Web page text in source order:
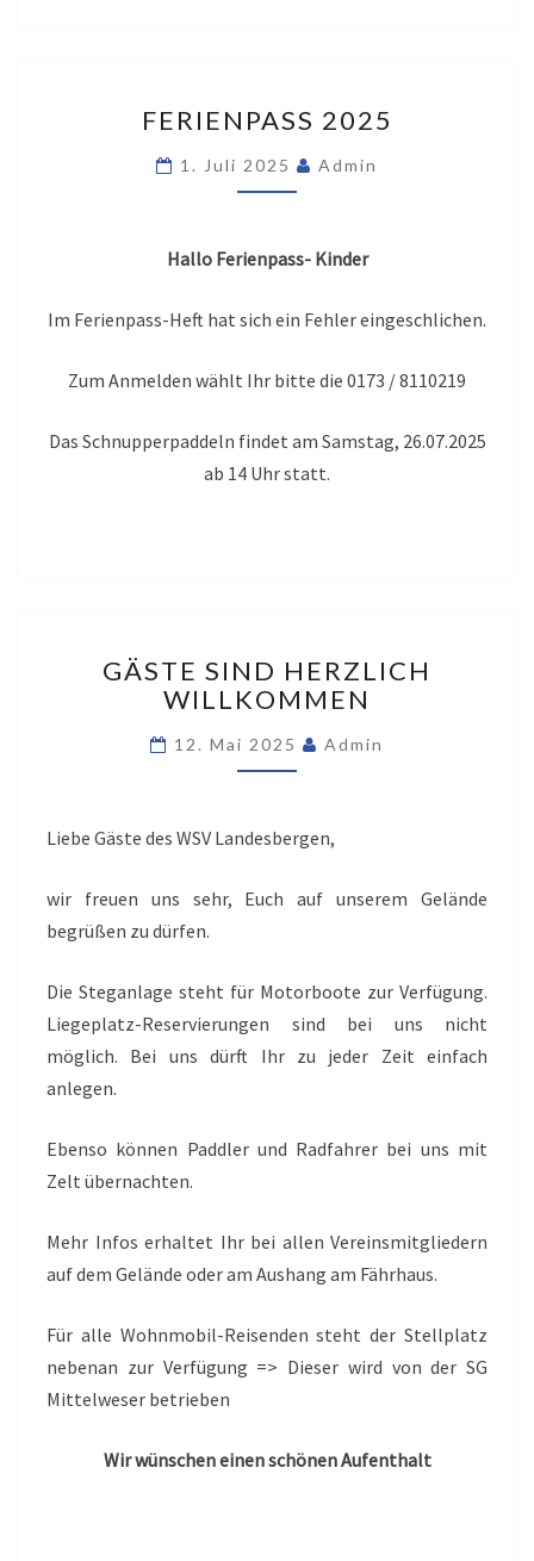
2025
FERIENPASS 2025
1. Juli 2025 Admin
Hallo Ferienpass- Kinder
Im Ferienpass-Heft hat sich ein Fehler eingeschlichen.
Zum Anmelden wählt Ihr bitte die 0173 / 8110219
Das Schnupperpaddeln findet am Samstag, 26.07.2025
ab 14 Uhr statt.
SIND
HERZLICH
GÄSTE SIND HERZLICH
WILLKOMMEN
12. Mai 2025 Admin
Liebe Gäste des WSV Landesbergen,
wir freuen uns sehr, Euch auf unserem Gelände
begrüßen zu dürfen.
Die Steganlage steht für Motorboote zur Verfügung.
Liegeplatz-Reservierungen sind bei uns nicht
möglich. Bei uns dürft Ihr zu jeder Zeit einfach
anlegen.
Ebenso können Paddler und Radfahrer bei uns mit
Zelt übernachten.
Mehr Infos erhaltet Ihr bei allen Vereinsmitgliedern
auf dem Gelände oder am Aushang am Fährhaus.
Für alle Wohnmobil-Reisenden steht der Stellplatz
nebenan zur Verfügung => Dieser wird von der SG
Mittelweser betrieben
Wir wünschen einen schönen Aufenthalt